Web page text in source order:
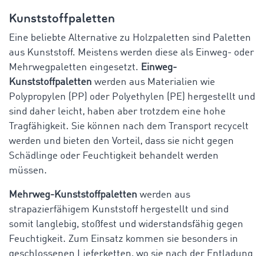
Kunststoffpaletten
Eine beliebte Alternative zu Holzpaletten sind Paletten
aus Kunststoff. Meistens werden diese als Einweg- oder
Mehrwegpaletten eingesetzt. Einweg-
Kunststoffpaletten werden aus Materialien wie
Polypropylen (PP) oder Polyethylen (PE) hergestellt und
sind daher leicht, haben aber trotzdem eine hohe
Tragfähigkeit. Sie können nach dem Transport recycelt
werden und bieten den Vorteil, dass sie nicht gegen
Schädlinge oder Feuchtigkeit behandelt werden
müssen.
Mehrweg-Kunststoffpaletten werden aus
strapazierfähigem Kunststoff hergestellt und sind
somit langlebig, stoßfest und widerstandsfähig gegen
Feuchtigkeit. Zum Einsatz kommen sie besonders in
geschlossenen Lieferketten, wo sie nach der Entladung